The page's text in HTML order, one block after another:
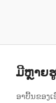
ມີຫຼາຍ
ອາບີ້ນຂອງ